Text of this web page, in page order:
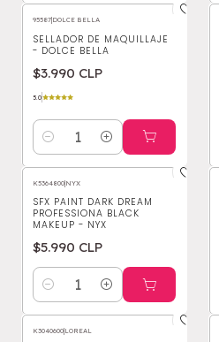
95587|DOLCE BELLA
SELLADOR DE MAQUILLAJE
- DOLCE BELLA
$3.990 CLP
5.0
Cantidad
K5364800|NYX
SFX PAINT DARK DREAM
PROFESSIONA BLACK
MAKEUP - NYX
$5.990 CLP
Cantidad
K3040600|LOREAL